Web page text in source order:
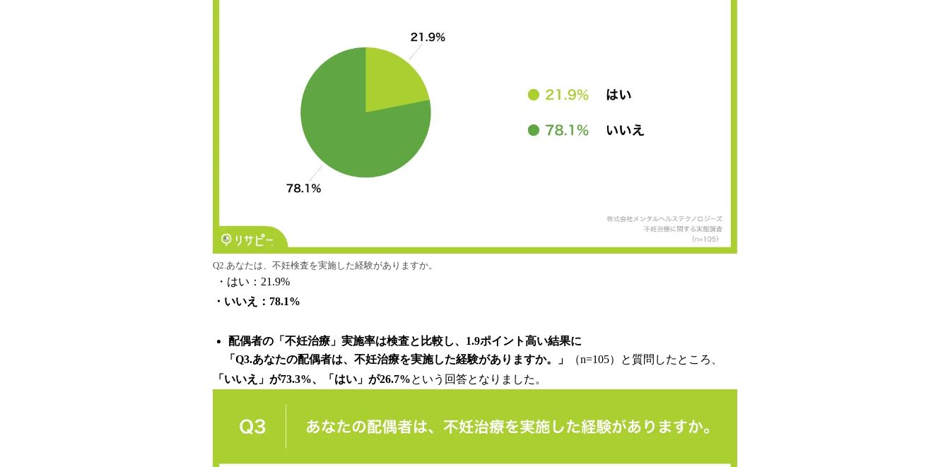
Q2.あなたは、不妊検査を実施した経験がありますか。
・はい：21.9%
・いいえ：78.1%
配偶者の「不妊治療」実施率は検査と比較し、1.9ポイント高い結果に
「Q3.あなたの配偶者は、不妊治療を実施した経験がありますか。」
（n=105）と質問したところ、
「いいえ」が73.3%、「はい」が26.7%という回答となりました。